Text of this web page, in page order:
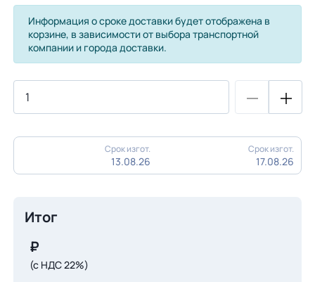
Информация о сроке доставки будет отображена в
корзине, в зависимости от выбора транспортной
компании и города доставки.
Срок изгот.
13.08.26
Срок изгот.
17.08.26
Итог
₽
(с НДС 22%)